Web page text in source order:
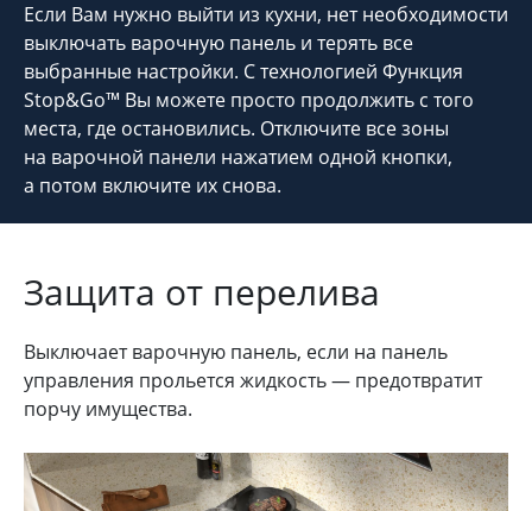
Если Вам нужно выйти из кухни, нет необходимости
выключать варочную панель и терять все
выбранные настройки. С технологией Функция
Stop&Go™ Вы можете просто продолжить с того
места, где остановились. Отключите все зоны
на варочной панели нажатием одной кнопки,
а потом включите их снова.
Защита от перелива
Выключает варочную панель, если на панель
управления прольется жидкость — предотвратит
порчу имущества.